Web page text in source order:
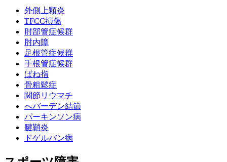
外側上顆炎
TFCC損傷
肘部管症候群
肘内障
足根管症候群
手根管症候群
ばね指
骨粗鬆症
関節リウマチ
へバーデン結節
パーキンソン病
腱鞘炎
ドゲルバン病